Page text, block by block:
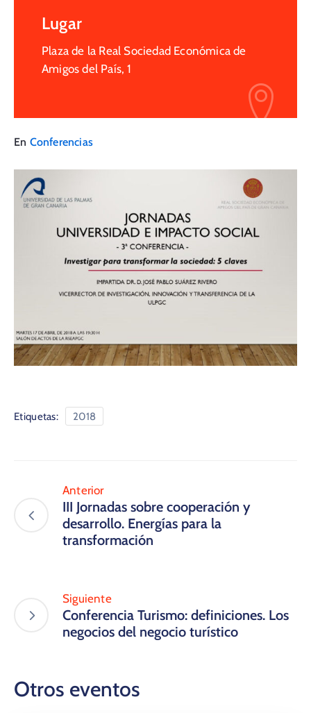
Lugar
Plaza de la Real Sociedad Económica de
Amigos del País, 1
En Conferencias
Etiquetas: 2018
Anterior
​III Jornadas sobre cooperación y
desarrollo. Energías para la
transformación
Siguiente
Conferencia Turismo: definiciones. Los
negocios del negocio turístico
Otros eventos